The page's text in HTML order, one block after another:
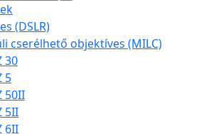
(DSLR)
cserélhető objektíves (MILC)
30
5
50II
5II
6II